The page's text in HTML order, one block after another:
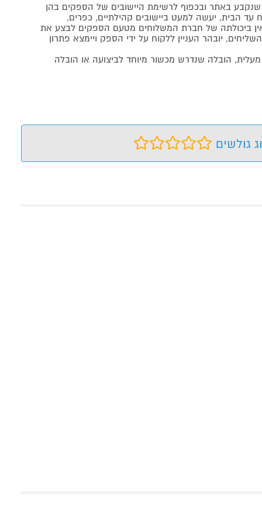
באתר ובכפוף לרשימת היישובים של הספקים בהן
עד הבית, יעשה למעט ביישובים קהילתיים, כפרים,
ואין ביכולתה של חברת המשלוחים מטעם הספקים לבצע את
יובהר העניין ללקוח על ידי הספק ויימצא פתרון
הובלה שנדרש מכשור מיוחד לביצועה או הובלה
גולשים